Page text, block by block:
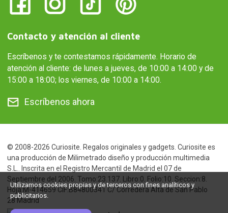
Contacto y atención al cliente
Escríbenos y te contestamos rápidamente. Horario de
atención al cliente: de lunes a jueves, de 10:00 a 14:00 y de
15:00 a 18:00; los viernes, de 10:00 a 14:00.
Escríbenos ahora
© 2008-2026 Curiosite. Regalos originales y gadgets. Curiosite es
una producción de Milimetrado diseño y producción multimedia
S.L.. Inscrita en el Registro Mercantil de Madrid el 07 de
Septiembre del 2006. Tomo:23.137. Libro:0. Folio:10. Seccion:8.
Hoja:M-414659 CIF:B84800341 C/ Corredera Alta de San Pablo
28 Madrid
Utilizamos cookies propias y de terceros con fines analíticos y
publicitarios.